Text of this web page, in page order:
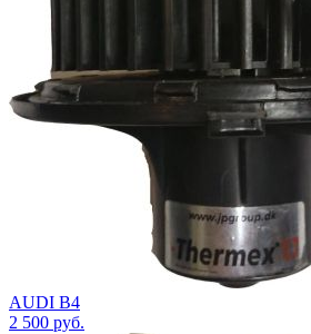
AUDI B4
2 500 руб.